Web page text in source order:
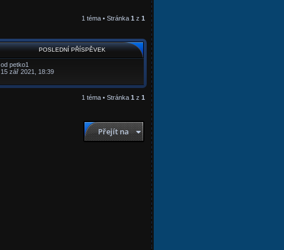
1 téma • Stránka 1 z 1
POSLEDNÍ PŘÍSPĚVEK
od petko1
15 zář 2021, 18:39
1 téma • Stránka 1 z 1
Přejít na